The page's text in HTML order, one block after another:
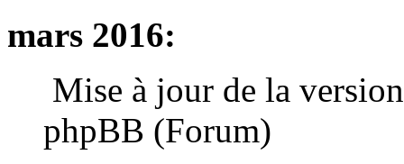
mars 2016:
Mise à jour de la
phpBB (Forum)